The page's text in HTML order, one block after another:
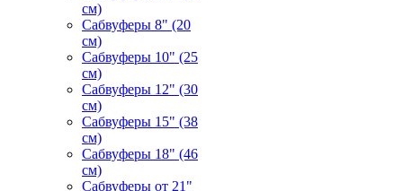
см)
Сабвуферы 8" (20
см)
Сабвуферы 10" (25
см)
Сабвуферы 12" (30
см)
Сабвуферы 15" (38
см)
Сабвуферы 18" (46
см)
Сабвуферы от 21"